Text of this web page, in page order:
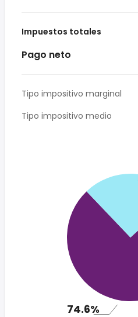
Impuestos totales
Pago neto
Tipo impositivo marginal
Tipo impositivo medio
74.6%